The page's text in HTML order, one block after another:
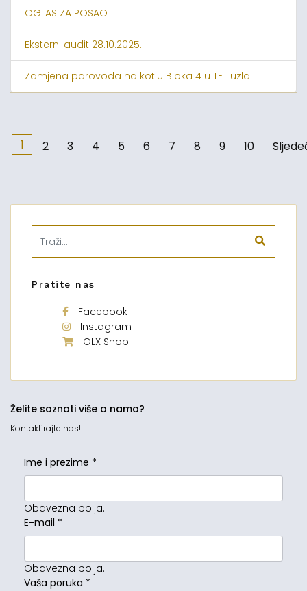
OGLAS ZA POSAO
Eksterni audit 28.10.2025.
Zamjena parovoda na kotlu Bloka 4 u TE Tuzla
1 2 3 4 5 6 7 8 9 10
Pratite nas
Facebook
Instagram
OLX Shop
Želite saznati više o nama?
Kontaktirajte nas!
Ime i prezime *
Obavezna polja.
E-mail *
Obavezna polja.
Vaša poruka *